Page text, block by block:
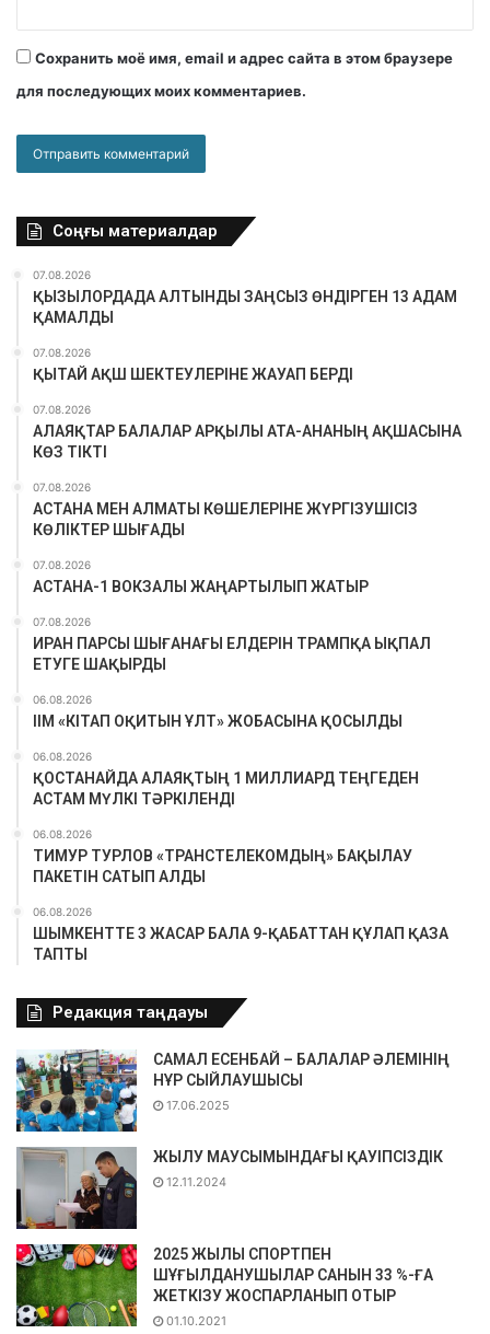
Сохранить моё имя, email и адрес сайта в этом браузере
для последующих моих комментариев.
Соңғы материалдар
07.08.2026
ҚЫЗЫЛОРДАДА АЛТЫНДЫ ЗАҢСЫЗ ӨНДІРГЕН 13 АДАМ
ҚАМАЛДЫ
07.08.2026
ҚЫТАЙ АҚШ ШЕКТЕУЛЕРІНЕ ЖАУАП БЕРДІ
07.08.2026
АЛАЯҚТАР БАЛАЛАР АРҚЫЛЫ АТА-АНАНЫҢ АҚШАСЫНА
КӨЗ ТІКТІ
07.08.2026
АСТАНА МЕН АЛМАТЫ КӨШЕЛЕРІНЕ ЖҮРГІЗУШІСІЗ
КӨЛІКТЕР ШЫҒАДЫ
07.08.2026
АСТАНА-1 ВОКЗАЛЫ ЖАҢАРТЫЛЫП ЖАТЫР
07.08.2026
ИРАН ПАРСЫ ШЫҒАНАҒЫ ЕЛДЕРІН ТРАМПҚА ЫҚПАЛ
ЕТУГЕ ШАҚЫРДЫ
06.08.2026
ІІМ «КІТАП ОҚИТЫН ҰЛТ» ЖОБАСЫНА ҚОСЫЛДЫ
06.08.2026
ҚОСТАНАЙДА АЛАЯҚТЫҢ 1 МИЛЛИАРД ТЕҢГЕДЕН
АСТАМ МҮЛКІ ТӘРКІЛЕНДІ
06.08.2026
ТИМУР ТУРЛОВ «ТРАНСТЕЛЕКОМДЫҢ» БАҚЫЛАУ
ПАКЕТІН САТЫП АЛДЫ
06.08.2026
ШЫМКЕНТТЕ 3 ЖАСАР БАЛА 9-ҚАБАТТАН ҚҰЛАП ҚАЗА
ТАПТЫ
Редакция таңдауы
САМАЛ ЕСЕНБАЙ – БАЛАЛАР ӘЛЕМІНІҢ
НҰР СЫЙЛАУШЫСЫ
17.06.2025
ЖЫЛУ МАУСЫМЫНДАҒЫ ҚАУІПСІЗДІК
12.11.2024
2025 ЖЫЛЫ СПОРТПЕН
ШҰҒЫЛДАНУШЫЛАР САНЫН 33 %-ҒА
ЖЕТКІЗУ ЖОСПАРЛАНЫП ОТЫР
01.10.2021